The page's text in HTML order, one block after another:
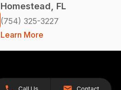
Homestead, FL
(754) 325-3227
Learn More